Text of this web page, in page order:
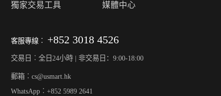
獨家交易工具
媒體中心
客服專線︰ +852 3018 4526
交易日︰全日24小時 | 非交易日：9:00-18:00
郵箱︰cs@usmart.hk
WhatsApp︰+852 5989 2641